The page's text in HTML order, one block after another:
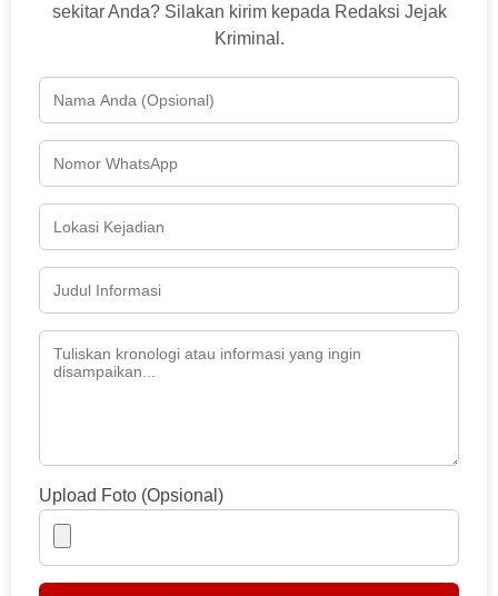
sekitar Anda? Silakan kirim kepada Redaksi Jejak
Kriminal.
Upload Foto (Opsional)